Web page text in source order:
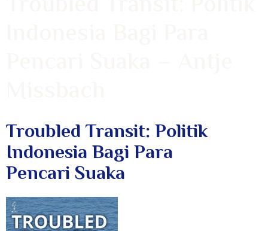
Troubled Transit: Politik
Indonesia Bagi Para
Pencari Suaka